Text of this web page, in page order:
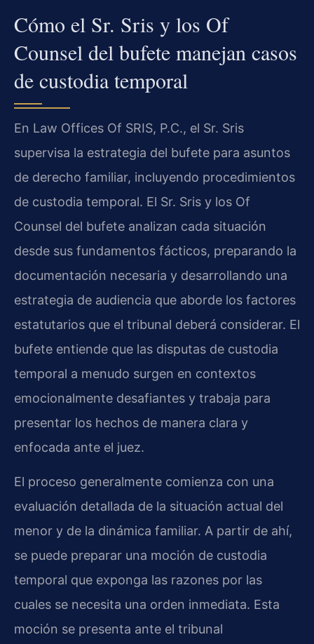
Cómo el Sr. Sris y los Of
Counsel del bufete manejan casos
de custodia temporal
En Law Offices Of SRIS, P.C., el Sr. Sris
supervisa la estrategia del bufete para asuntos
de derecho familiar, incluyendo procedimientos
de custodia temporal. El Sr. Sris y los Of
Counsel del bufete analizan cada situación
desde sus fundamentos fácticos, preparando la
documentación necesaria y desarrollando una
estrategia de audiencia que aborde los factores
estatutarios que el tribunal deberá considerar. El
bufete entiende que las disputas de custodia
temporal a menudo surgen en contextos
emocionalmente desafiantes y trabaja para
presentar los hechos de manera clara y
enfocada ante el juez.
El proceso generalmente comienza con una
evaluación detallada de la situación actual del
menor y de la dinámica familiar. A partir de ahí,
se puede preparar una moción de custodia
temporal que exponga las razones por las
cuales se necesita una orden inmediata. Esta
moción se presenta ante el tribunal